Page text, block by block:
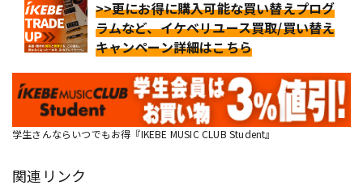
>>更にお得に購入可能な買い替えプログ
ラムなど、イケベリユース買取/買い替え
キャンペーン詳細はこちら
学生さんならいつでもお得『IKEBE MUSIC CLUB Student』
関連リンク